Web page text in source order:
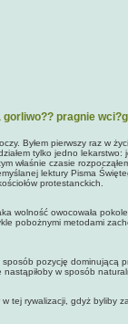
pragnie
Byłem pierwszy raz w
tylko jedno
właśnie czasie
lektury Pisma
protestanckich.
owocowała
pobożnymi metodami
pozycję dominującą
w sposób
gdyż byliby